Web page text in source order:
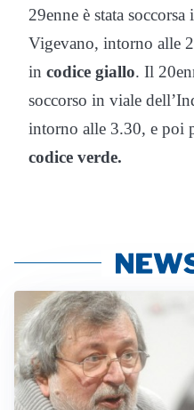
29enne è stata
Vigevano, intorno alle
in codice giallo. Il
soccorso in viale
intorno alle 3.30, e poi
codice verde.